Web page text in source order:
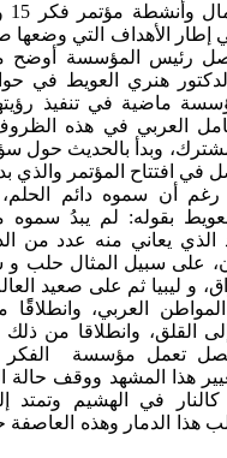
فكر 16 في إطار الأهداف التي
رئيس المؤسسة أوضح
الدكتور هنري العويط في
ماضية في تنفيذ
العربي في هذه
وبدأ بالحديث حول
في افتتاح المؤتمر
رغم أن سموه دائم
بقوله: لم يبدُ سموه
الذي يعاني منه عدد من
على سبيل المثال حلب
و ليبيا ثم على صعيد
العربي، وانطلاقًًا
القلق، وانطلاقا من
تعمل مؤسسة الفكر
هذا المشهد ووقف حالة
في الهشيم وتمتد
هذا الدمار وهذه العاصفة